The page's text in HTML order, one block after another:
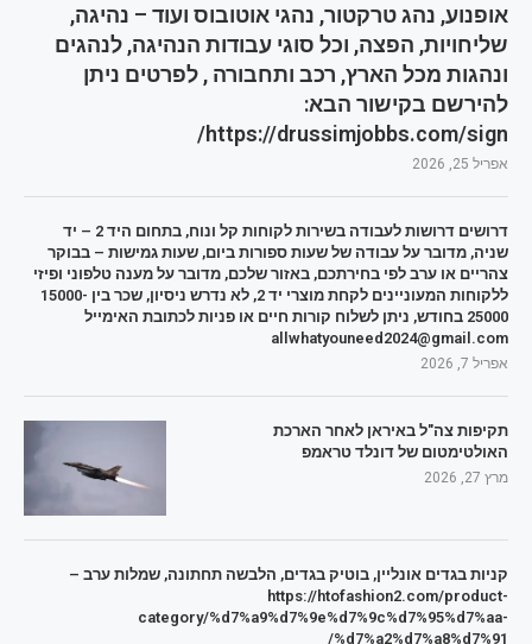
אופנוע, נהג טרקטור, נהגי אוטובוס ועוד – נהיגה,
שליחויות, הפצה, וכל סוגי עבודות הנהיגה, לנהגים
ונהגות מכל הארץ, רכב ותחבורה , לפרטים ניתן
להירשם בקישור הבא:
https://drussimjobbs.com/sign/
אפריל 25, 2026
דרושים דרושות לעבודה בשירות לקוחות קל ונוח, בתחום היד 2 – יד
שניה, מדובר על עבודה של שעות ספורות ביום, שעות גמישות – בבוקר
צהריים או ערב לפי בחירתכם, באזור שלכם, מדובר על מענה טלפוני ופיזי
ללקוחות המעוניינים לקחת מוצרי יד 2, לא נדרש ניסיון, שכר בין 15000-
25000 בחודש, ניתן לשלוח קורות חיים או פניות לכתובת האימייל
allwhatyouneed2024@gmail.com
אפריל 7, 2026
תקיפות צה"ל באיראן לאחר הארכת
האולטימטום של דונלד טראמפ
מרץ 27, 2026
קניות בגדים אונליין, בוטיק בגדים, הלבשה תחתונה, שמלות ערב –
https://htofashion2.com/product-
category/%d7%a9%d7%9e%d7%9c%d7%95%d7%aa-
%d7%a2%d7%a8%d7%91/